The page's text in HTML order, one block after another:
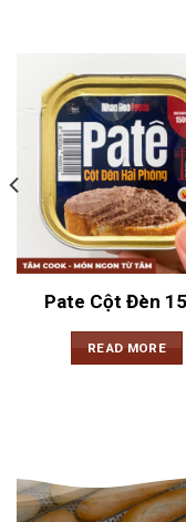
Pate Cột Đèn
READ MORE